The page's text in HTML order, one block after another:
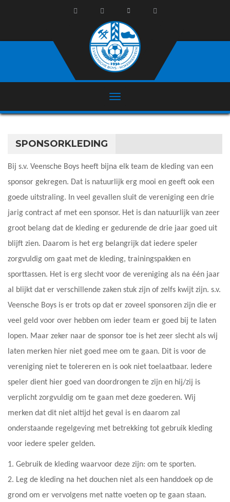
SPONSORKLEDING
Bij s.v. Veensche Boys heeft bijna elk team de kleding van een
sponsor gekregen. Dat is natuurlijk erg mooi en geeft ook een
goede uitstraling. In veel gevallen sluit de vereniging een drie
jarig contract af met een sponsor. Het is dan natuurlijk van zeer
groot belang dat de kleding er gedurende de drie jaar goed uit
blijft zien. Daarom is het erg belangrijk dat iedere speler
zorgvuldig om gaat met de kleding, trainingspakken en
sporttassen. Het is erg slecht voor de vereniging als na één jaar
al blijkt dat er verschillende zaken stuk zijn of zelfs kwijt zijn. s.v.
Veensche Boys is er trots op dat er zoveel sponsoren zijn die er
veel geld voor over hebben om ieder team er goed bij te laten
lopen. Maar zeker naar de sponsor toe is het zeer slecht als wij
laten merken hier niet goed mee om te gaan. Dit is voor de
vereniging niet te tolereren en is ook niet toelaatbaar. Iedere
speler dient hier goed van doordrongen te zijn en hij/zij is
verplicht zorgvuldig om te gaan met deze goederen. Wij
merken dat dit niet altijd het geval is en daarom zal
onderstaande regelgeving met betrekking tot gebruik kleding
voor iedere speler gelden.
1. Gebruik de kleding waarvoor deze zijn: om te sporten.
2. Leg de kleding na het douchen niet als een handdoek op de
grond om er vervolgens met natte voeten op te gaan staan.